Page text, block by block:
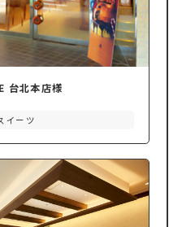
台北本店様
イーツ